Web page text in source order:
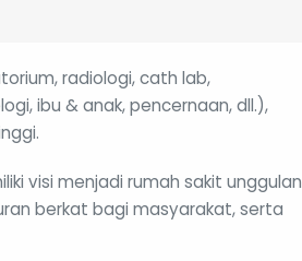
radiologi, cath lab,
ibu & anak, pencernaan, dll.),
visi menjadi rumah sakit unggulan
berkat bagi masyarakat, serta